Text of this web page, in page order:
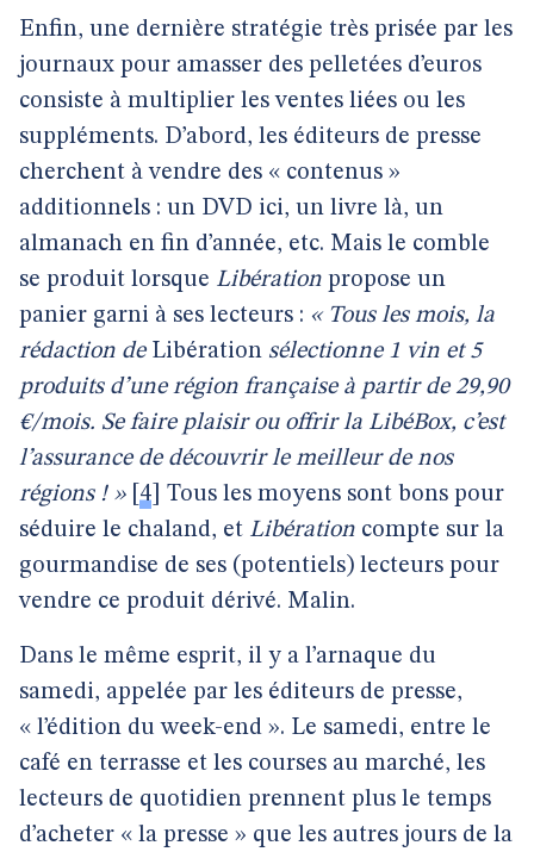
Enfin, une dernière stratégie très prisée par les
journaux pour amasser des pelletées d’euros
consiste à multiplier les ventes liées ou les
suppléments. D’abord, les éditeurs de presse
cherchent à vendre des « contenus »
additionnels : un DVD ici, un livre là, un
almanach en fin d’année, etc. Mais le comble
se produit lorsque Libération propose un
panier garni à ses lecteurs : « Tous les mois, la
rédaction de Libération sélectionne 1 vin et 5
produits d’une région française à partir de 29,90
€/mois. Se faire plaisir ou offrir la LibéBox, c’est
l’assurance de découvrir le meilleur de nos
régions ! »[ 4
Tous les moyens sont bons pour
séduire le chaland, et Libération compte sur la
gourmandise de ses (potentiels) lecteurs pour
vendre ce produit dérivé. Malin.
Dans le même esprit, il y a l’arnaque du
samedi, appelée par les éditeurs de presse,
« l’édition du week-end ». Le samedi, entre le
café en terrasse et les courses au marché, les
lecteurs de quotidien prennent plus le temps
d’acheter « la presse » que les autres jours de la